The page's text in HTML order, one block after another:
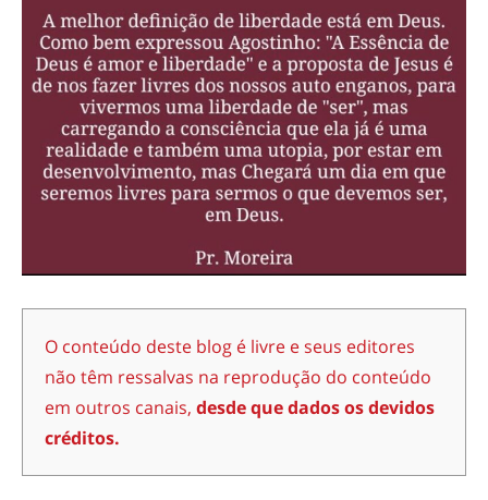
O conteúdo deste blog é livre e seus editores
não têm ressalvas na reprodução do conteúdo
em outros canais, desde que dados os devidos
créditos.